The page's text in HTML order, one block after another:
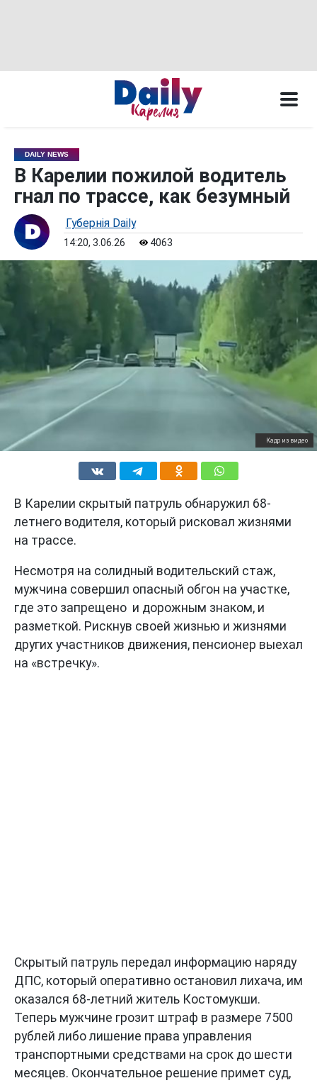
DAILY NEWS
В Карелии пожилой водитель
гнал по трассе, как безумный
Губернiя Daily
14:20, 3.06.26 4063
Кадр из видео
В Карелии скрытый патруль обнаружил 68-
летнего водителя, который рисковал жизнями
на трассе.
Несмотря на солидный водительский стаж,
мужчина совершил опасный обгон на участке,
где это запрещено и дорожным знаком, и
разметкой. Рискнув своей жизнью и жизнями
других участников движения, пенсионер выехал
на «встречку».
Скрытый патруль передал информацию наряду
ДПС, который оперативно остановил лихача, им
оказался 68-летний житель Костомукши.
Теперь мужчине грозит штраф в размере 7500
рублей либо лишение права управления
транспортными средствами на срок до шести
месяцев. Окончательное решение примет суд,